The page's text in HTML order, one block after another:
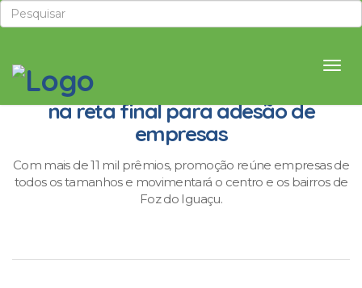
Campanha de Natal da ACIFI entra
na reta final para adesão de
empresas
Com mais de 11 mil prêmios, promoção reúne empresas de
todos os tamanhos e movimentará o centro e os bairros de
Foz do Iguaçu.